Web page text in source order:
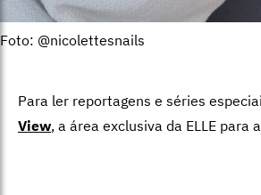
Foto: @nicolettesnails
Para ler reportagens e séries
View, a área exclusiva da ELLE para